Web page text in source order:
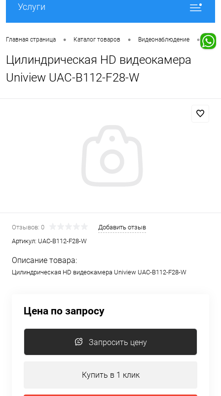
Услуги
Главная страница • Каталог товаров • Видеонаблюдение • IP
Цилиндрическая HD видеокамера
Uniview UAC-B112-F28-W
Отзывов: 0
Добавить отзыв
Артикул: UAC-B112-F28-W
Описание товара:
Цилиндрическая HD видеокамера Uniview UAC-B112-F28-W
Цена по запросу
Запросить цену
Купить в 1 клик